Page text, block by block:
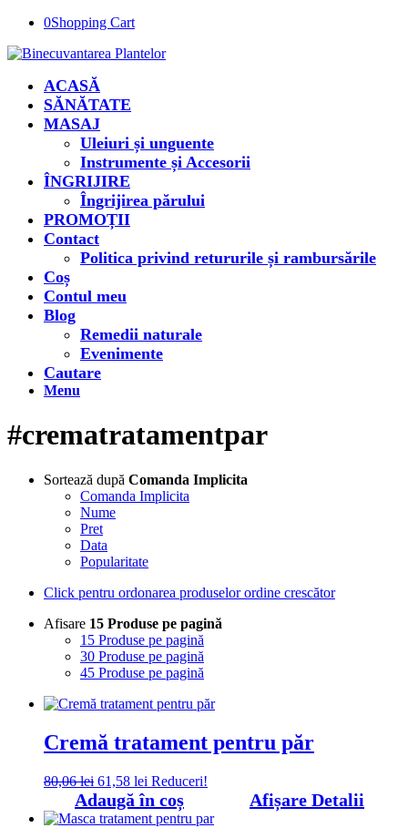
0Shopping Cart
ACASĂ
SĂNĂTATE
MASAJ
Uleiuri și unguente
Instrumente și Accesorii
ÎNGRIJIRE
Îngrijirea părului
PROMOȚII
Contact
Politica privind retururile și rambursările
Coș
Contul meu
Blog
Remedii naturale
Evenimente
Cautare
Menu
#crematratamentpar
Sortează după Comanda Implicita
Comanda Implicita
Nume
Pret
Data
Popularitate
Click pentru ordonarea produselor ordine crescător
Afisare 15 Produse pe pagină
15 Produse pe pagină
30 Produse pe pagină
45 Produse pe pagină
Cremă tratament pentru păr
80,06lei Prețul
inițial
a
fost:
61,58 lei Prețul
curent
este:
61,58 lei.
Reduceri!
Adaugă în coș Afișare Detalii